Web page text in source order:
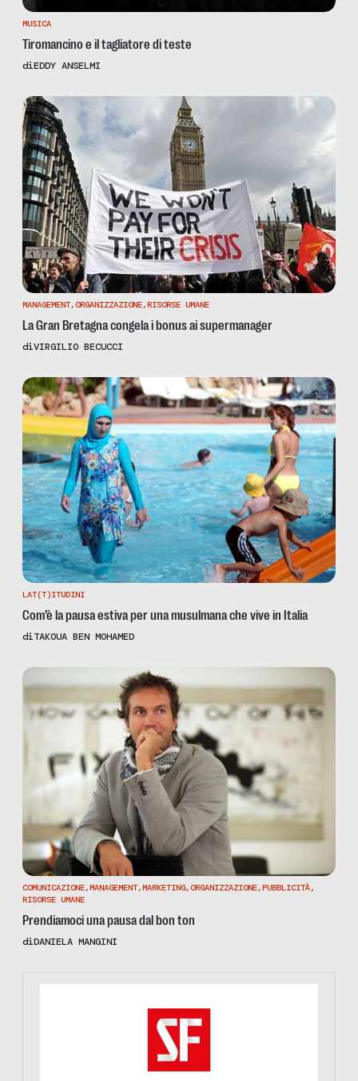
MUSICA
Tiromancino e il tagliatore di teste
diEDDY ANSELMI
MANAGEMENT,ORGANIZZAZIONE,RISORSE UMANE
La Gran Bretagna congela i bonus ai supermanager
diVIRGILIO BECUCCI
LAT(T)ITUDINI
Com’è la pausa estiva per una musulmana che vive in Italia
diTAKOUA BEN MOHAMED
COMUNICAZIONE,MANAGEMENT,MARKETING,ORGANIZZAZIONE,PUBBLICITÀ,
RISORSE UMANE
Prendiamoci una pausa dal bon ton
diDANIELA MANGINI